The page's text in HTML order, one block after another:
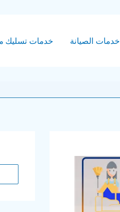
خدمات الصيانة خدمات تسليك